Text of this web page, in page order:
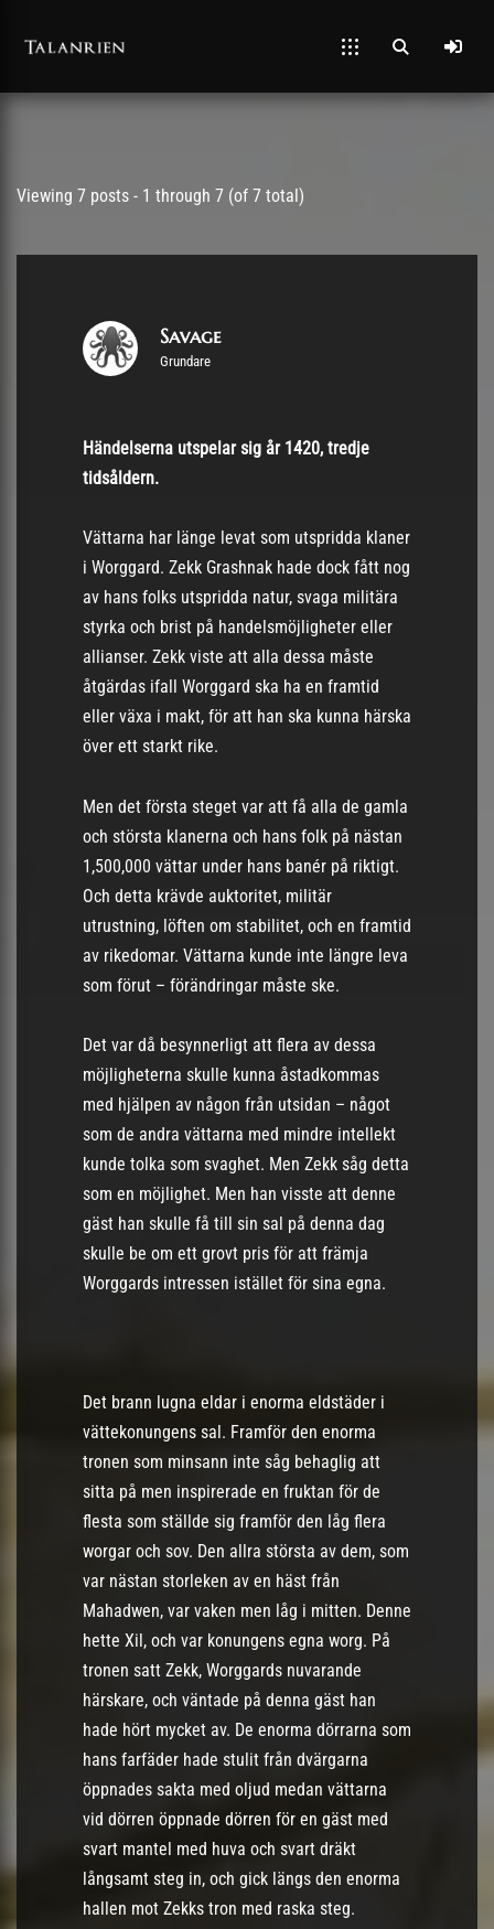
Post has published by
31/03/2020
Viewing 7 posts - 1 through 7 (of 7 total)
Savage
Grundare
Händelserna utspelar sig år 1420, tredje
tidsåldern.
Vättarna har länge levat som utspridda klaner
i Worggard. Zekk Grashnak hade dock fått nog
av hans folks utspridda natur, svaga militära
styrka och brist på handelsmöjligheter eller
allianser. Zekk viste att alla dessa måste
åtgärdas ifall Worggard ska ha en framtid
eller växa i makt, för att han ska kunna härska
över ett starkt rike.
Men det första steget var att få alla de gamla
och största klanerna och hans folk på nästan
1,500,000 vättar under hans banér på riktigt.
Och detta krävde auktoritet, militär
utrustning, löften om stabilitet, och en framtid
av rikedomar. Vättarna kunde inte längre leva
som förut – förändringar måste ske.
Det var då besynnerligt att flera av dessa
möjligheterna skulle kunna åstadkommas
med hjälpen av någon från utsidan – något
som de andra vättarna med mindre intellekt
kunde tolka som svaghet. Men Zekk såg detta
som en möjlighet. Men han visste att denne
gäst han skulle få till sin sal på denna dag
skulle be om ett grovt pris för att främja
Worggards intressen istället för sina egna.
Det brann lugna eldar i enorma eldstäder i
vättekonungens sal. Framför den enorma
tronen som minsann inte såg behaglig att
sitta på men inspirerade en fruktan för de
flesta som ställde sig framför den låg flera
worgar och sov. Den allra största av dem, som
var nästan storleken av en häst från
Mahadwen, var vaken men låg i mitten. Denne
hette Xil, och var konungens egna worg. På
tronen satt Zekk, Worggards nuvarande
härskare, och väntade på denna gäst han
hade hört mycket av. De enorma dörrarna som
hans farfäder hade stulit från dvärgarna
öppnades sakta med oljud medan vättarna
vid dörren öppnade dörren för en gäst med
svart mantel med huva och svart dräkt
långsamt steg in, och gick längs den enorma
hallen mot Zekks tron med raska steg.